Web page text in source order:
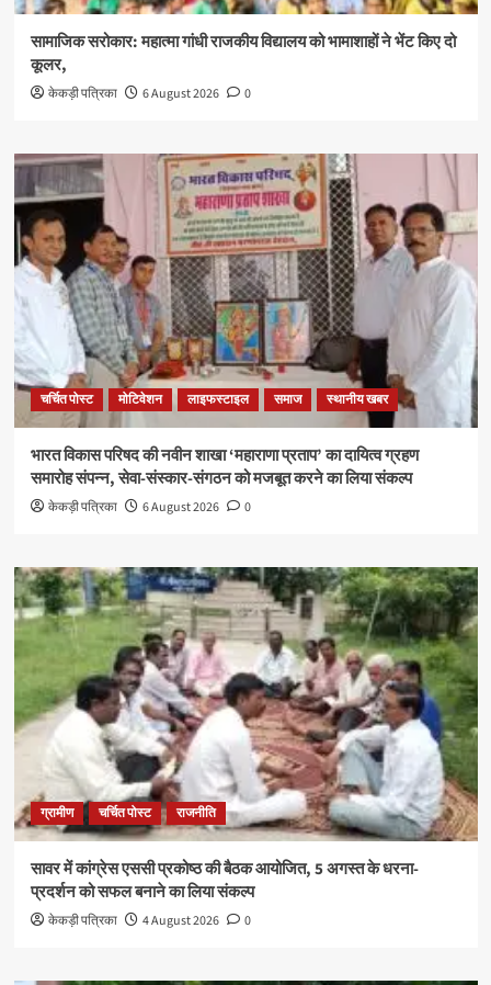
सामाजिक सरोकार: महात्मा गांधी राजकीय विद्यालय को भामाशाहों ने भेंट किए दो
कूलर,
केकड़ी पत्रिका 6 August 2026 0
चर्चित पोस्ट मोटिवेशन लाइफस्टाइल समाज स्थानीय खबर
भारत विकास परिषद की नवीन शाखा ‘महाराणा प्रताप’ का दायित्व ग्रहण
समारोह संपन्न, सेवा-संस्कार-संगठन को मजबूत करने का लिया संकल्प
केकड़ी पत्रिका 6 August 2026 0
ग्रामीण चर्चित पोस्ट राजनीति
सावर में कांग्रेस एससी प्रकोष्ठ की बैठक आयोजित, 5 अगस्त के धरना-
प्रदर्शन को सफल बनाने का लिया संकल्प
केकड़ी पत्रिका 4 August 2026 0